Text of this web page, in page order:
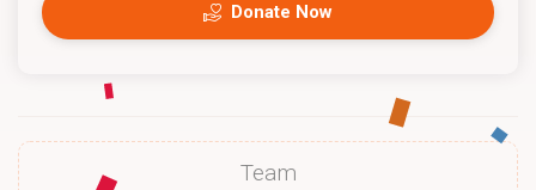
Donate Now
Team